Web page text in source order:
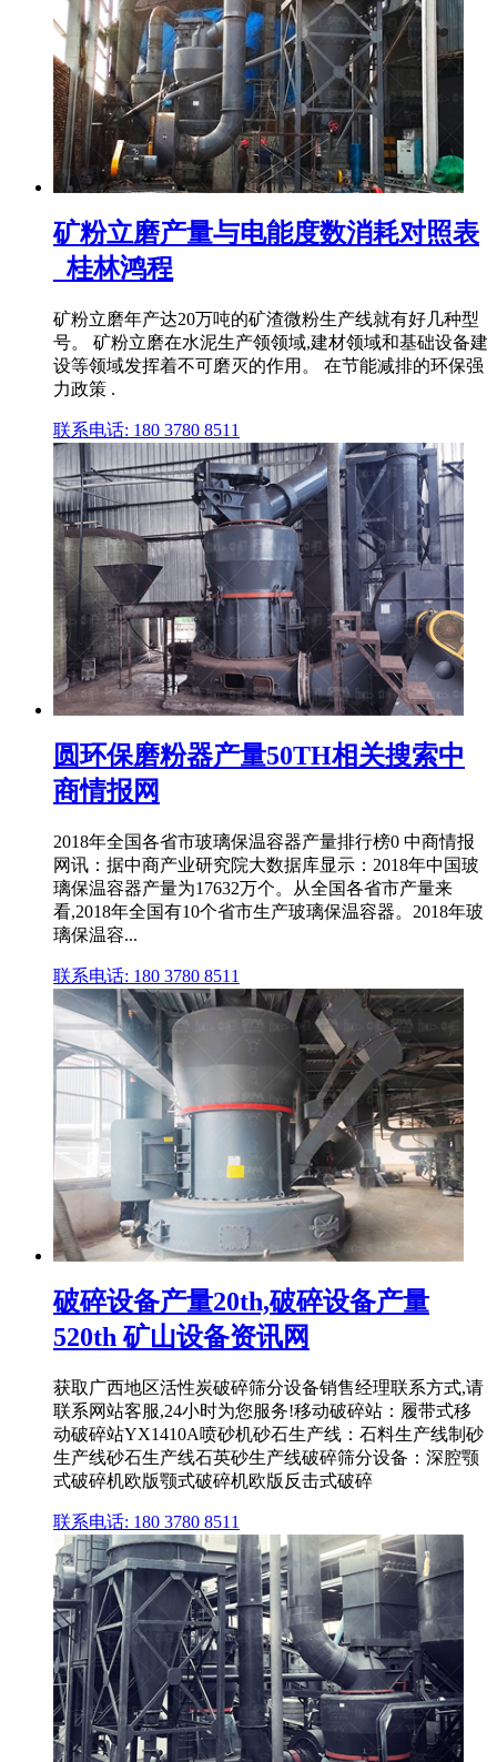
矿粉立磨产量与电能度数消耗对照表
_桂林鸿程
矿粉立磨年产达20万吨的矿渣微粉生产线就有好几种型
号。 矿粉立磨在水泥生产领领域,建材领域和基础设备建
设等领域发挥着不可磨灭的作用。 在节能减排的环保强
力政策 .
联系电话: 180 3780 8511
圆环保磨粉器产量50TH相关搜索中
商情报网
2018年全国各省市玻璃保温容器产量排行榜0 中商情报
网讯：据中商产业研究院大数据库显示：2018年中国玻
璃保温容器产量为17632万个。从全国各省市产量来
看,2018年全国有10个省市生产玻璃保温容器。2018年玻
璃保温容...
联系电话: 180 3780 8511
破碎设备产量20th,破碎设备产量
520th 矿山设备资讯网
获取广西地区活性炭破碎筛分设备销售经理联系方式,请
联系网站客服,24小时为您服务!移动破碎站：履带式移
动破碎站YX1410A喷砂机砂石生产线：石料生产线制砂
生产线砂石生产线石英砂生产线破碎筛分设备：深腔颚
式破碎机欧版颚式破碎机欧版反击式破碎
联系电话: 180 3780 8511